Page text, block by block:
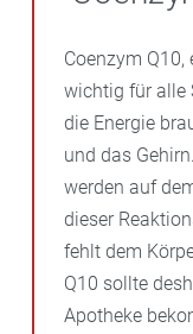
Coenzym Q10,
wichtig für alle
die Energie
und das
werden auf
dieser
fehlt dem
Q10 sollte
Apotheke